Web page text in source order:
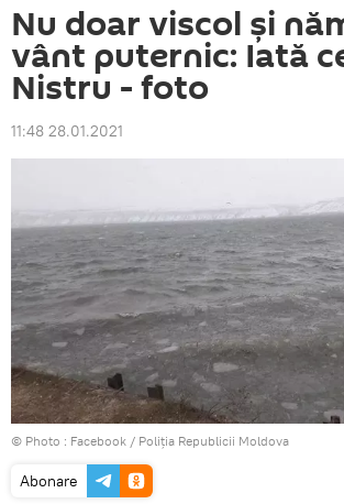
Nu doar viscol și
vânt puternic: Iată
Nistru - foto
11:48 28.01.2021
© Photo : Facebook / Poliția Republicii Moldova
Abonare